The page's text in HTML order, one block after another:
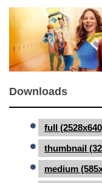
Downloads
full
thumbnail
medium